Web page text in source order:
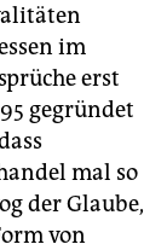
im
erst
gegründet
mal so
der Glaube,
von